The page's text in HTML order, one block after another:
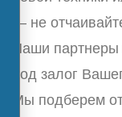
— не
Наши
под залог
Мы подберем